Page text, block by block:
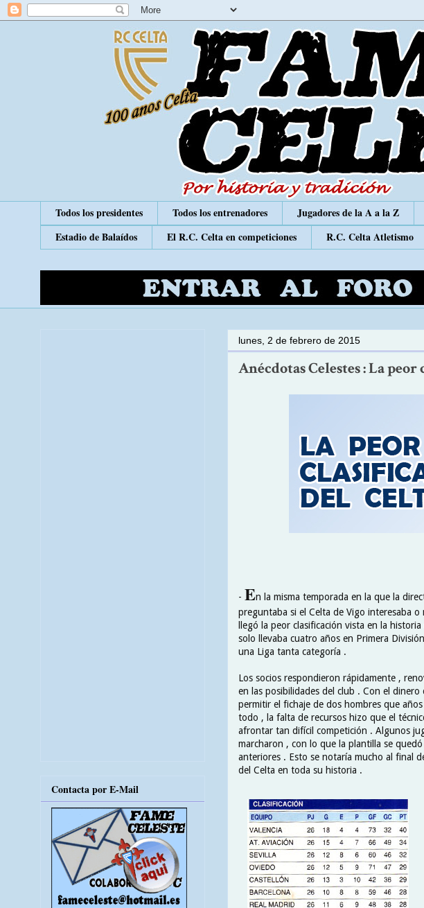
Todos los presidentes Todos los entrenadores Jugadores de la A a la Z
Estadio de Balaídos
El R.C. Celta en competiciones R.C. Celta Atletismo
lunes, 2 de febrero de 2015
Anécdotas Celestes : La
- En la misma temporada en la que la
preguntaba si el Celta de Vigo interesaba
llegó la peor clasificación vista en la
solo llevaba cuatro años en Primera
una Liga tanta categoría .
Los socios respondieron rápidamente ,
en las posibilidades del club . Con el
permitir el fichaje de dos hombres que
todo , la falta de recursos hizo que el
afrontar tan difícil competición . Algunos
marcharon , con lo que la plantilla se
anteriores . Esto se notaría mucho al final
del Celta en toda su historia .
Contacta por E-Mail